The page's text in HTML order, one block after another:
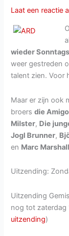
juli
Laat een reactie
wieder Sonntags
weer gestreden
talent zien. Voor
Maar er zijn ook
broersdie
Milster, Die
Jogl Brunner,
en Marc Marshall
Uitzending:
Uitzending
nog tot zaterdag
uitzending)